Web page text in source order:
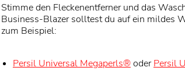
Stimme den Fleckenentferner und das
Business-Blazer solltest du auf ein mildes
zum Beispiel:
Persil Universal Megaperls®oderPersil